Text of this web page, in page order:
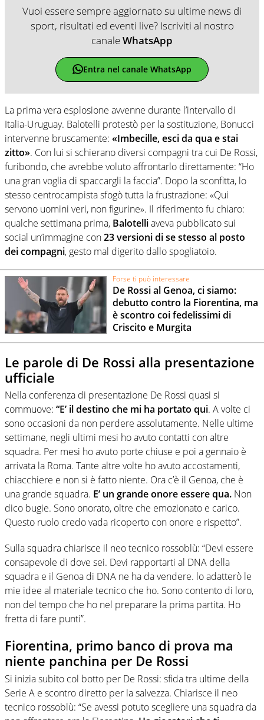
Vuoi essere sempre aggiornato su ultime news di
sport, risultati ed eventi live? Iscriviti al nostro
canaleWhatsApp
Entra nel canale WhatsApp
La prima vera esplosione avvenne durante l’intervallo di
Italia-Uruguay. Balotelli protestò per la sostituzione, Bonucci
intervenne bruscamente: «Imbecille, esci da qua e stai
zitto». Con lui si schierano diversi compagni tra cui De Rossi,
furibondo, che avrebbe voluto affrontarlo direttamente: “Ho
una gran voglia di spaccargli la faccia”. Dopo la sconfitta, lo
stesso centrocampista sfogò tutta la frustrazione: «Qui
servono uomini veri, non figurine». Il riferimento fu chiaro:
qualche settimana prima, Balotelliaveva pubblicato sui
social un’immagine con23 versioni di se stesso al posto
dei compagni, gesto mal digerito dallo spogliatoio.
Forse ti può interessare
De Rossi al Genoa, ci siamo:
debutto contro la Fiorentina, ma
è scontro coi fedelissimi di
Criscito e Murgita
Le parole di De Rossi alla presentazione
ufficiale
Nella conferenza di presentazione De Rossi quasi si
commuove: “E’ il destino che mi ha portato qui. A volte ci
sono occasioni da non perdere assolutamente. Nelle ultime
settimane, negli ultimi mesi ho avuto contatti con altre
squadra. Per mesi ho avuto porte chiuse e poi a gennaio è
arrivata la Roma. Tante altre volte ho avuto accostamenti,
chiacchiere e non si è fatto niente. Ora c’è il Genoa, che è
una grande squadra. E’ un grande onore essere qua. Non
dico bugie. Sono onorato, oltre che emozionato e carico.
Questo ruolo credo vada ricoperto con onore e rispetto”.
Sulla squadra chiarisce il neo tecnico rossoblù: “Devi essere
consapevole di dove sei. Devi rapportarti al DNA della
squadra e il Genoa di DNA ne ha da vendere. lo adatterò le
mie idee al materiale tecnico che ho. Sono contento di loro,
non del tempo che ho nel preparare la prima partita. Ho
fretta di fare punti”.
Fiorentina, primo banco di prova ma
niente panchina per De Rossi
Si inizia subito col botto per De Rossi: sfida tra ultime della
Serie A e scontro diretto per la salvezza. Chiarisce il neo
tecnico rossoblù: “Se avessi potuto scegliere una squadra da